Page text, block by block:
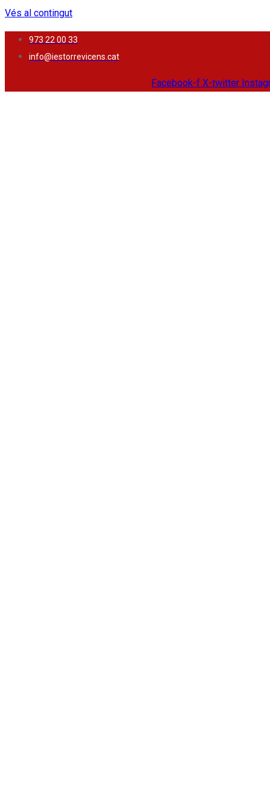
Vés al contingut
973 22 00 33
info@iestorrevicens.cat
Facebook-f X-twitter